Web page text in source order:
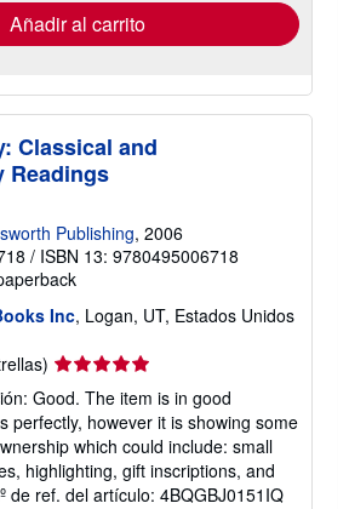
envío
Añadir al carrito
Classical and
Readings
Publishing, 2006
/ ISBN 13: 9780495006718
Inc, Logan, UT, Estados Unidos
Calificación
del
vendedor:
5
de
5
Good. The item is in good
perfectly, however it is showing some
which could include: small
highlighting, gift inscriptions, and
de ref. del artículo: 4BQGBJ0151IQ